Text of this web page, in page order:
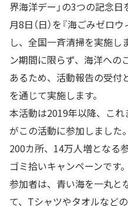
界海洋デー」の3つの記念日
月8日（日）を『海ごみゼロ
し、全国一斉清掃を実施し
ン期間に限らず、海洋への
あるため、活動報告の受付
を通じて実施します。
本活動は2019年以降、こ
がこの活動に参加しました
200カ所、14万人増となる
ゴミ拾いキャンペーンです。
参加者は、青い海を一丸と
て、Tシャツやタオルなど